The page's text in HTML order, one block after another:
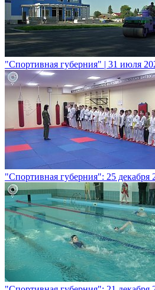
"Спортивная губерния" | 31 июля
"Спортивная губерния": 25 декабря